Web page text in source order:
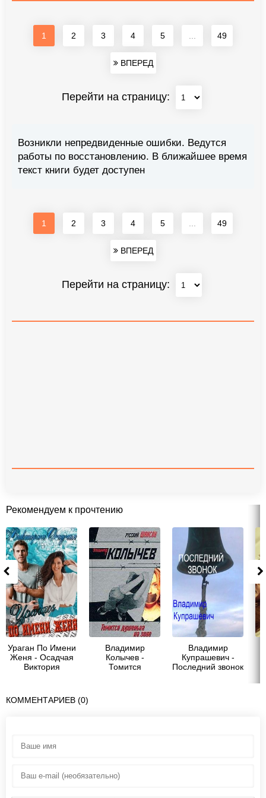
1 2 3 4 5 49
ВПЕРЕД
Перейти на страницу:
Возникли непредвиденные ошибки. Ведутся
работы по восстановлению. В ближайшее время
текст книги будет доступен
1 2 3 4 5 49
ВПЕРЕД
Перейти на страницу:
Рекомендуем к прочтению
Ураган По Имени
Женя - Осадчая
Виктория
Владимир
Колычев -
Томится
Владимир
Купрашевич -
Последний звонок
КОММЕНТАРИЕВ (0)